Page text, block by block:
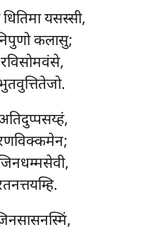
धितिमा यसस्सी,
कलासु;